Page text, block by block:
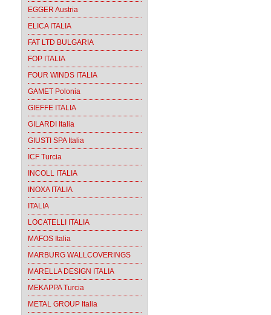
EGGER Austria
ELICA ITALIA
FAT LTD BULGARIA
FOP ITALIA
FOUR WINDS ITALIA
GAMET Polonia
GIEFFE ITALIA
GILARDI Italia
GIUSTI SPA Italia
ICF Turcia
INCOLL ITALIA
INOXA ITALIA
ITALIA
LOCATELLI ITALIA
MAFOS Italia
MARBURG WALLCOVERINGS
MARELLA DESIGN ITALIA
MEKAPPA Turcia
METAL GROUP Italia